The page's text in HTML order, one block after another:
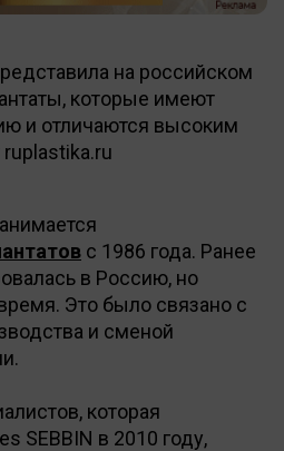
на российском
которые имеют
и отличаются высоким
с 1986 года. Ранее
в Россию, но
Это было связано с
и сменой
которая
SEBBIN в 2010 году,